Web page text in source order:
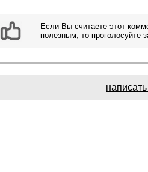
Если Вы считаете этот
полезным, то проголосуйте